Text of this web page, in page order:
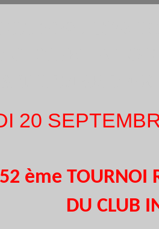
20
ème TOURNOI
INTER